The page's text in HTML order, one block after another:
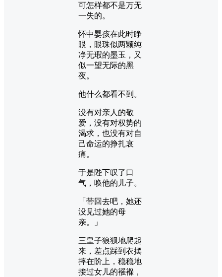
可怎样都不是万无
一失的。
怀中婴孩在此时睁
眼，眼珠似两颗纯
净无瑕的墨玉，又
似一望无际的黑
夜。
他什么都看不到。
没有对亲人的敬
爱，没有对权势的
渴求，也没有对自
己命运的挣扎哀
痛。
于是陛下叹了口
气，唤他的儿子。
「带回去吧，她还
没见过她的母
亲。」
三皇子狼狈地爬起
来，差点踩到衣摆
摔在阶上，稳稳地
接过女儿的襁褓，